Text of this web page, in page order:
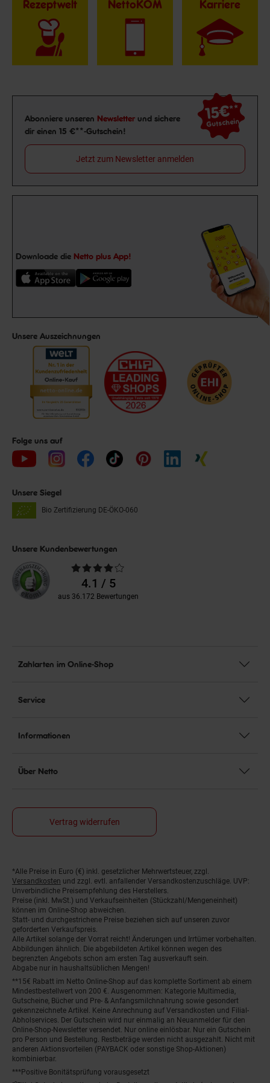
Rezeptwelt NettoKOM Karriere
Newsletter Anmeldung
Abonniere unseren Newsletter und sichere
dir einen 15 €**-Gutschein!
15€**
Gutschein
Jetzt zum Newsletter anmelden
Downloade die Netto plus App!
Unsere Auszeichnungen
Folge uns auf
Unsere Siegel
Bio Zertifizierung DE-ÖKO-060
Unsere Kundenbewertungen
Durchschnittliche
Bewertungen4.1 / 5
aus 36.172 Bewertungen
Zahlarten im Online-Shop
Service
Informationen
Über Netto
Vertrag widerrufen
Fußnoten
*Alle Preise in Euro (€) inkl. gesetzlicher Mehrwertsteuer, zzgl.
Versandkosten und zzgl. evtl. anfallender Versandkostenzuschläge. UVP:
Unverbindliche Preisempfehlung des Herstellers.
Preise (inkl. MwSt.) und Verkaufseinheiten (Stückzahl/Mengeneinheit)
können im Online-Shop abweichen.
Statt- und durchgestrichene Preise beziehen sich auf unseren zuvor
geforderten Verkaufspreis.
Alle Artikel solange der Vorrat reicht! Änderungen und Irrtümer vorbehalten.
Abbildungen ähnlich. Die abgebildeten Artikel können wegen des
begrenzten Angebots schon am ersten Tag ausverkauft sein.
Abgabe nur in haushaltsüblichen Mengen!
**15€ Rabatt im Netto Online-Shop auf das komplette Sortiment ab einem
Mindestbestellwert von 200 €. Ausgenommen: Kategorie Multimedia,
Gutscheine, Bücher und Pre- & Anfangsmilchnahrung sowie gesondert
gekennzeichnete Artikel. Keine Anrechnung auf Versandkosten und Filial-
Abholservices. Der Gutschein wird nur einmalig an Neuanmelder für den
Online-Shop-Newsletter versendet. Nur online einlösbar. Nur ein Gutschein
pro Person und Bestellung. Restbeträge werden nicht ausgezahlt. Nicht mit
anderen Aktionsvorteilen (PAYBACK oder sonstige Shop-Aktionen)
kombinierbar.
***Positive Bonitätsprüfung vorausgesetzt